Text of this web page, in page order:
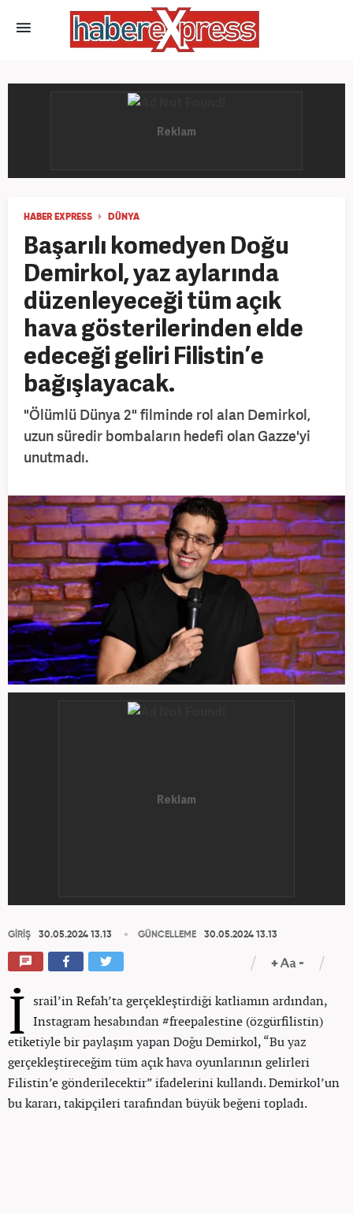
HABER EXPRESS DÜNYA
Başarılı komedyen Doğu
Demirkol, yaz aylarında
düzenleyeceği tüm açık
hava gösterilerinden elde
edeceği geliri Filistin’e
bağışlayacak.
"Ölümlü Dünya 2" filminde rol alan Demirkol,
uzun süredir bombaların hedefi olan Gazze'yi
unutmadı.
GİRİŞ 30.05.2024 13.13 GÜNCELLEME 30.05.2024 13.13
İ srail’in Refah’ta gerçekleştirdiği katliamın ardından,
Instagram hesabından #freepalestine (özgürfilistin)
etiketiyle bir paylaşım yapan Doğu Demirkol, “Bu yaz
gerçekleştireceğim tüm açık hava oyunlarının gelirleri
Filistin’e gönderilecektir” ifadelerini kullandı. Demirkol’un
bu kararı, takipçileri tarafından büyük beğeni topladı.